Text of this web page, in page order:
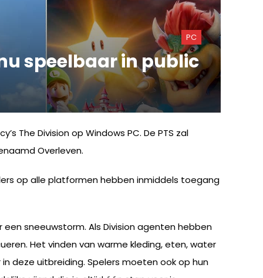
PC
speelbaar in public
The Division op Windows PC. De PTS zal
Overleven.
op alle platformen hebben inmiddels toegang
sneeuwstorm. Als Division agenten hebben
Het vinden van warme kleding, eten, water
deze uitbreiding. Spelers moeten ook op hun